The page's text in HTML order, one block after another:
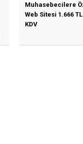
Muhasebecilere
Web Sitesi 1.666
KDV